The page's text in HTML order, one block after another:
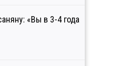
«Вы в 3-4 года